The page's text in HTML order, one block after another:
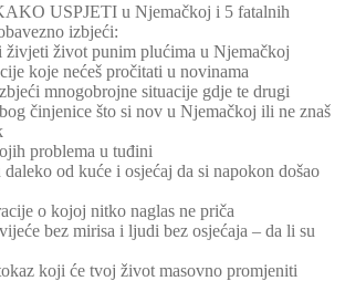
USPJETI u Njemačkoj i 5 fatalnih
izbjeći:
živjeti život punim plućima u Njemačkoj
koje nećeš pročitati u novinama
mnogobrojne situacije gdje te drugi
činjenice što si nov u Njemačkoj ili ne znaš
problema u tuđini
daleko od kuće i osjećaj da si napokon došao
o kojoj nitko naglas ne priča
bez mirisa i ljudi bez osjećaja – da li su
koji će tvoj život masovno promjeniti